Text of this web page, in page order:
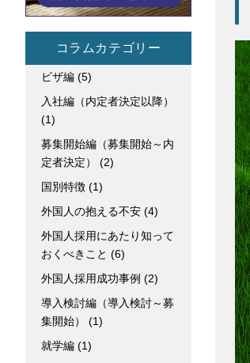
コラムカテゴリー
ビザ編 (5)
入社編（内定者決定以降）
(1)
募集開始編（募集開始～内
定者決定） (2)
国別特徴 (1)
外国人の抱える不安 (4)
外国人採用にあたり知って
おくべきこと (6)
外国人採用成功事例 (2)
導入検討編（導入検討～募
集開始） (1)
就学編 (1)